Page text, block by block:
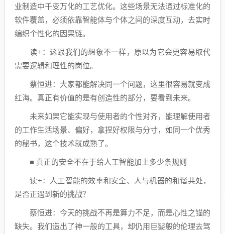
业制造中千变万化的工艺优化。这些场景无法通过标准化的
软件覆盖，必须依靠智能体与个体之间的深度互动，去实时
编织个性化的因果链。
读+：这跟我们的想象不一样，原以为它会更容易取代
需要逻辑和理性的岗位。
蔡恒进：大家都能解决同一个问题，这里很容易就变成
红海。真正有价值的是有创造性的部分，要看到未来。
未来如果它能实现与使用者的个性对齐，能理解使用者
的工作生活场景、偏好，拿捏好权限与分寸，如同一个优秀
的秘书，这个技术就成熟了。
■ 真正的安全不在于给人工智能加上多少条规则
读+：人工智能的效率和安全、人与机器的和谐共处，
是否正遇到新的挑战？
蔡恒进：今天的挑战不再是算力不足，而是心性之锚的
缺失。我们造出了神一般的工具，却仍用巨婴般的伦理去驾